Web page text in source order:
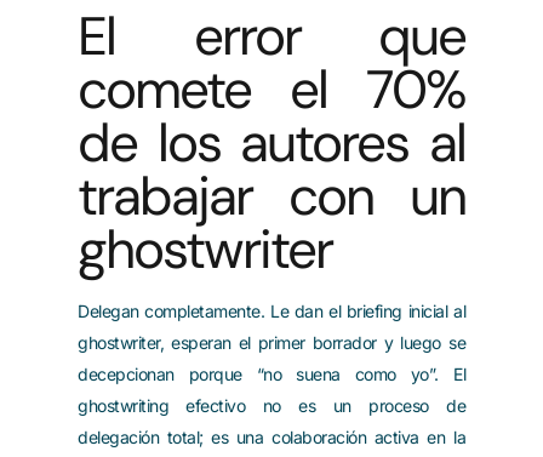
El error que
comete el 70%
de los autores al
trabajar con un
ghostwriter
Delegan completamente. Le dan el briefing inicial al
ghostwriter, esperan el primer borrador y luego se
decepcionan porque “no suena como yo”. El
ghostwriting efectivo no es un proceso de
delegación total; es una colaboración activa en la